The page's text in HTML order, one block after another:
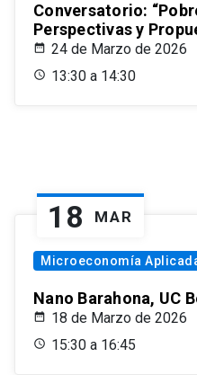
Conversatorio:
Perspectivas y
24 de Marzo de 2026
13:30 a 14:30
18 MAR
Microeconomía
Nano Barahona, UC
18 de Marzo de 2026
15:30 a 16:45